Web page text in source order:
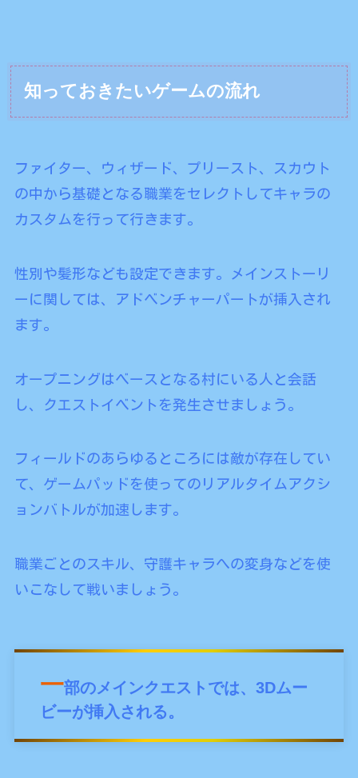
知っておきたいゲームの流れ
ファイター、ウィザード、プリースト、スカウト
の中から基礎となる職業をセレクトしてキャラの
カスタムを行って行きます。
性別や髪形なども設定できます。メインストーリ
ーに関しては、アドベンチャーパートが挿入され
ます。
オープニングはベースとなる村にいる人と会話
し、クエストイベントを発生させましょう。
フィールドのあらゆるところには敵が存在してい
て、ゲームパッドを使ってのリアルタイムアクシ
ョンバトルが加速します。
職業ごとのスキル、守護キャラへの変身などを使
いこなして戦いましょう。
一部のメインクエストでは、3Dムー
ビーが挿入される。